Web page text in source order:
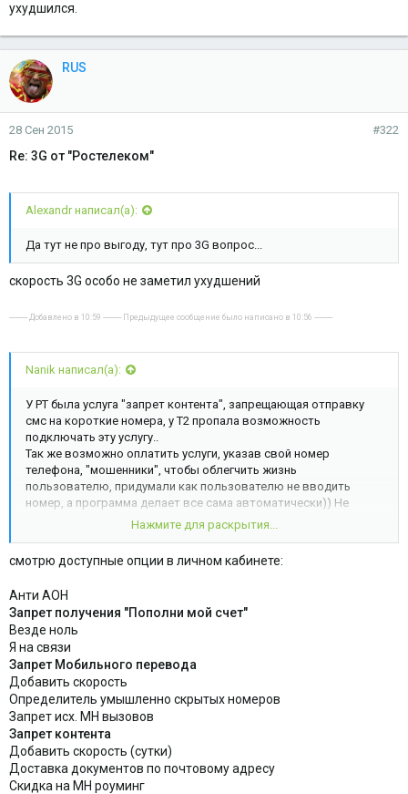
ухудшился.
RUS
28 Сен 2015 #322
Re: 3G от "Ростелеком"
Alexandr написал(а):
Да тут не про выгоду, тут про 3G вопрос...
скорость 3G особо не заметил ухудшений
---------- Добавлено в 10:59 ---------- Предыдущее сообщение было написано в 10:56 ----------
Nanik написал(а):
У РТ была услуга "запрет контента", запрещающая отправку
смс на короткие номера, у Т2 пропала возможность
подключать эту услугу..
Так же возможно оплатить услуги, указав свой номер
телефона, "мошенники", чтобы облегчить жизнь
пользователю, придумали как пользователю не вводить
номер, а программа делает все сама автоматически)) Не
помню название услуги, но смысл ее в том, чтобы запретить
оплату услуг со своего номера, у Теле2 - это тоже
Стало дешевле, нагрузка увеличилась, итог - интернет
Нажмите для раскрытия...
смотрю доступные опции в личном кабинете:
Анти АОН
Запрет получения "Пополни мой счет"
Везде ноль
Я на связи
Запрет Мобильного перевода
Добавить скорость
Определитель умышленно скрытых номеров
Запрет исх. МН вызовов
Запрет контента
Добавить скорость (сутки)
Доставка документов по почтовому адресу
Скидка на МН роуминг